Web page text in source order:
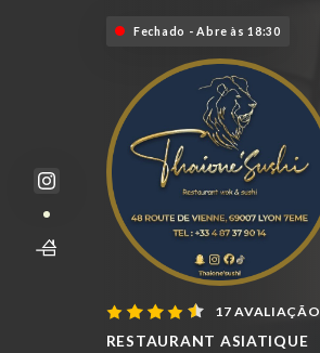
Fechado - Abre às 18:30
17 AVALIAÇÃO
RESTAURANT ASIATIQUE